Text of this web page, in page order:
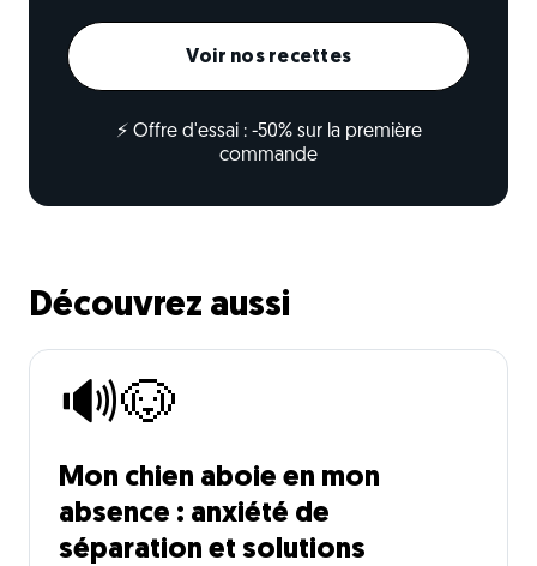
Voir nos recettes
⚡ Offre d'essai : -50% sur la première
commande
Découvrez aussi
🔊🐶
Mon chien aboie en mon
absence : anxiété de
séparation et solutions